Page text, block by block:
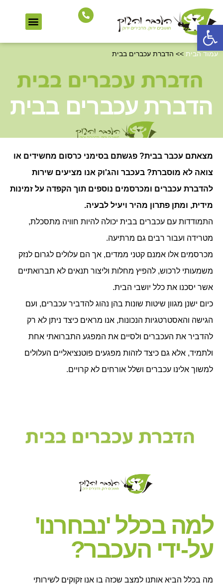
עמוד הבית >> הדברת עכברים בבית
הדברת עכברים בבית
מצאתם עכבר בבית? פגשתם בסימני כרסום מחשידים או
צואה לא מוסברת? בעכבר והג'וק אנו מציעים שירות
להדברת עכברים ומכרסמים נוספים תוך הקפדה על זמינות
מידית, ומתן פתרון מהיר ויעיל לבעיה.
התמודדות עם עכברים בבית יכולה להיות חוויה מתסכלת,
מטרידה ועבור רבים גם מרתיעה.
מכרסמים אלו אמנם קטני ממדים, אך הם עלולים לגרום לנזק
משמעותי לרכוש, להפיץ מחלות וליצור תנאים לא תברואתיים
אשר יסכנו את כלל יושבי הבית.
כיום ישנן מגוון שיטות שונות בהן נהוג להדביר עכברים, ועם
הגישה והאסטרטגיות הנכונות, אנו מראים כיצד ניתן לא רק
להדביר את העכברים ולסיים את המפגע התברואתי אחת
ולתמיד, אלא גם כיצד לזהות מפגעים פוטנציאליים העלולים
למשוך אלינו עכברים ושלל אורחים לא קרויים.
למה בכלל 'נבחרנו'
על-ידי העכבר?
מה בכלל הביא אותנו למצב שכזה בו אנו זקוקים לשירותי
פתח סרגל נגישות